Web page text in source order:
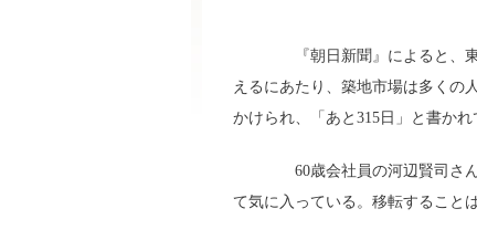
『朝日新聞』によると、東
えるにあたり、築地市場は多くの
かけられ、「あと315日」と書かれ
60歳会社員の河辺賢司さん
て気に入っている。移転すること